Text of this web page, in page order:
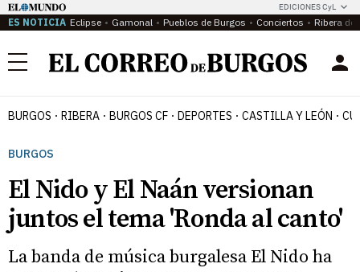
EDICIONES CyL
ES NOTICIA Eclipse Gamonal Pueblos de Burgos Conciertos Ribera del
Menú
BURGOS RIBERA BURGOS CF DEPORTES CASTILLA Y LEÓN
BURGOS
El Nido y El Naán versionan
juntos el tema 'Ronda al canto'
La banda de música burgalesa El Nido ha